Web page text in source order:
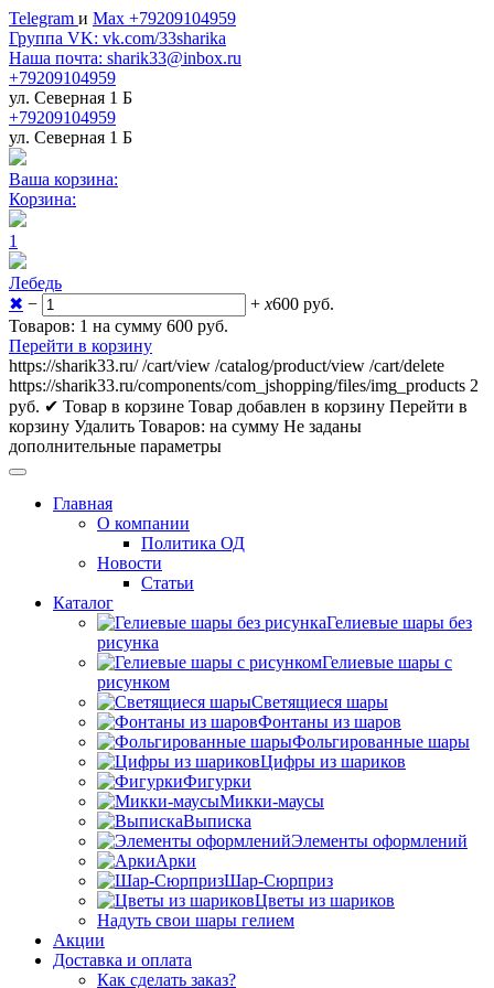
Telegram и Max +79209104959
Группа VK: vk.com/33sharika
Наша почта: sharik33@inbox.ru
+79209104959
ул. Северная 1 Б
+79209104959
ул. Северная 1 Б
Ваша корзина:
Корзина:
1
Лебедь
✖ − + x600 руб.
Товаров: 1 на сумму 600 руб.
Перейти в корзину
https://sharik33.ru/ /cart/view /catalog/product/view /cart/delete
https://sharik33.ru/components/com_jshopping/files/img_products 2
руб. ✔ Товар в корзине Товар добавлен в корзину Перейти в
корзину Удалить Товаров: на сумму Не заданы
дополнительные параметры
Главная
О компании
Политика ОД
Новости
Статьи
Каталог
Гелиевые шары без
рисунка
Гелиевые шары с
рисунком
Светящиеся шары
Фонтаны из шаров
Фольгированные шары
Цифры из шариков
Фигурки
Микки-маусы
Выписка
Элементы оформлений
Арки
Шар-Сюрприз
Цветы из шариков
Надуть свои шары гелием
Акции
Доставка и оплата
Как сделать заказ?